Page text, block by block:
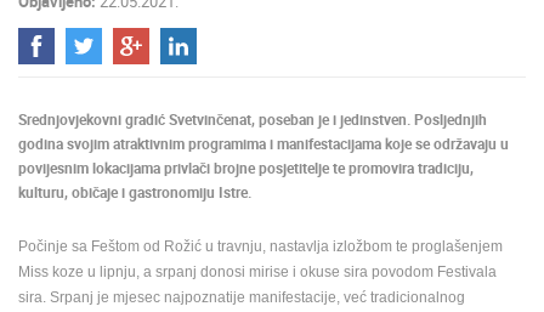
Event&Site
Povijest
Karta
KONTAKTIRAJTE
NAS
Srednjovjekovni gradić Svetvinčenat, poseban je i jedinstven. Posljednjih
godina svojim atraktivnim programima i manifestacijama koje se održavaju u
povijesnim lokacijama privlači brojne posjetitelje te promovira tradiciju,
kulturu, običaje i gastronomiju Istre.
Počinje sa Feštom od Rožić u travnju, nastavlja izložbom te proglašenjem
Miss koze u lipnju, a srpanj donosi mirise i okuse sira povodom Festivala
sira. Srpanj je mjesec najpoznatije manifestacije, već tradicionalnog